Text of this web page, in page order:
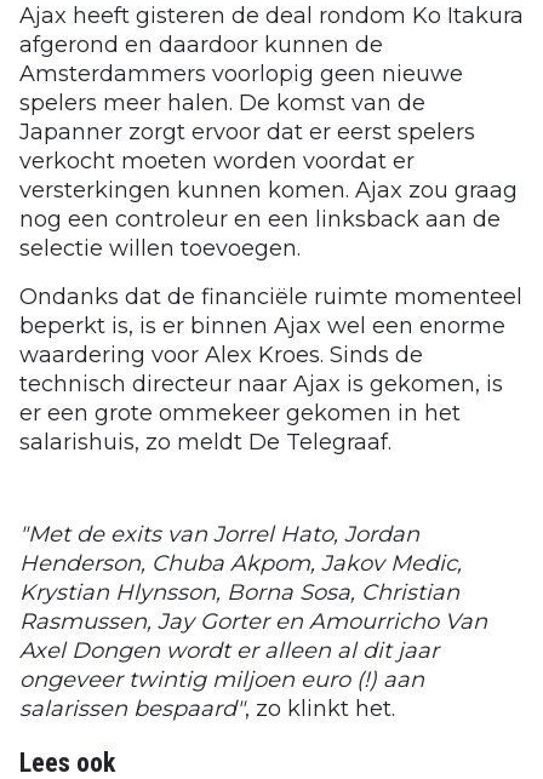
Ajax heeft gisteren de deal rondom Ko Itakura
afgerond en daardoor kunnen de
Amsterdammers voorlopig geen nieuwe
spelers meer halen. De komst van de
Japanner zorgt ervoor dat er eerst spelers
verkocht moeten worden voordat er
versterkingen kunnen komen. Ajax zou graag
nog een controleur en een linksback aan de
selectie willen toevoegen.
Ondanks dat de financiële ruimte momenteel
beperkt is, is er binnen Ajax wel een enorme
waardering voor Alex Kroes. Sinds de
technisch directeur naar Ajax is gekomen, is
er een grote ommekeer gekomen in het
salarishuis, zo meldt De Telegraaf.
"Met de exits van Jorrel Hato, Jordan
Henderson, Chuba Akpom, Jakov Medic,
Krystian Hlynsson, Borna Sosa, Christian
Rasmussen, Jay Gorter en Amourricho Van
Axel Dongen wordt er alleen al dit jaar
ongeveer twintig miljoen euro (!) aan
salarissen bespaard", zo klinkt het.
Lees ook